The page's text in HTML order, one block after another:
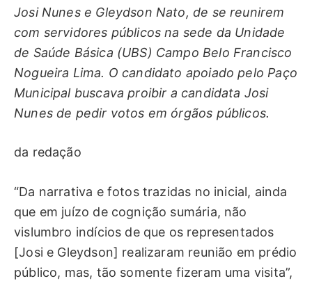
Josi Nunes e Gleydson Nato, de se reunirem
com servidores públicos na sede da Unidade
de Saúde Básica (UBS) Campo Belo Francisco
Nogueira Lima. O candidato apoiado pelo Paço
Municipal buscava proibir a candidata Josi
Nunes de pedir votos em órgãos públicos.
da redação
“Da narrativa e fotos trazidas no inicial, ainda
que em juízo de cognição sumária, não
vislumbro indícios de que os representados
[Josi e Gleydson] realizaram reunião em prédio
público, mas, tão somente fizeram uma visita”,